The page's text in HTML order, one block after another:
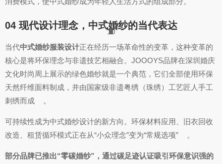
6
3
2
2
4
2
7
7
9
9
9
3
5
5
10
3
3
04 现代设计理念，中式婚纱的当代表达
当代中式婚纱服装设计正在经历一场革命性的变革，这种变革的
核心是将环保理念与非遗技艺相融合。JOOOYS品牌在深圳婚庆
文化时尚周上展示的绿色婚纱就是一个典范，它们全部使用环保
天然纤维面料制成，并由国家级非遗粤绣（珠绣）工艺匠人手工
刺绣而成
6
。
可持续性成为中式婚纱设计的新方向。环保材料应用、旧衣回收
改造、租赁循环模式正在从“小众理念”变为“常规选项”
3
。
部分品牌已推出“零碳婚纱”，通过碳足迹认证吸引环保意识强的
8
9
3
3
3
9
3
1
3
7
8
8
8
3